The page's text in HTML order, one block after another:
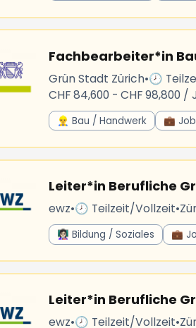
Fachbearbeiter*in
Grün Stadt Zürich•🕗
CHF 84,600 - CHF 98,800 /
👷‍♂️ Bau / Handwerk 💼
Leiter*in Berufliche
ewz•🕗 Teilzeit/Vollzeit•
👩🏻‍🏫 Bildung / Soziales 💼
Leiter*in Berufliche
ewz•🕗 Teilzeit/Vollzeit•